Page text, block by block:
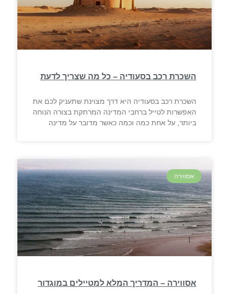
השכרת רכב בסעודיה – כל מה שצריך לדעת
השכרת רכב בסעודיה היא דרך מצוינת שתעניק לכם את
האפשרות לטייל ברחבי המדינה המרתקת בצורה הנוחה
ביותר, על אחת כמה וכמה כאשר מדובר על מדינה
אסווירה
אסווירה – המדריך המלא למטיילים במוגדור